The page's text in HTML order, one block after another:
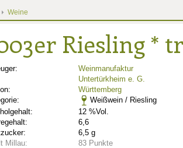
Weine
Riesling *
Weinmanufaktur
Untertürkheim e. G.
Württemberg
Weißwein / Riesling
12 %Vol.
6,6
6,5 g
Millau:
83 Punkte